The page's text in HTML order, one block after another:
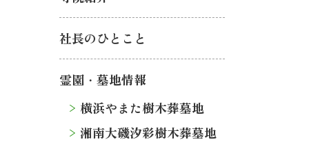
社長のひとこと
霊園・墓地情報
横浜やまた樹木葬墓地
湘南大磯汐彩樹木葬墓地